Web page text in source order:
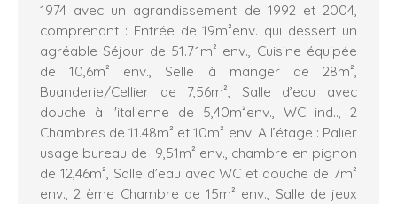
1974 avec un agrandissement de 1992 et 2004,
comprenant : Entrée de 19m²env. qui dessert un
agréable Séjour de 51.71m² env., Cuisine équipée
de 10,6m² env., Selle à manger de 28m²,
Buanderie/Cellier de 7,56m², Salle d’eau avec
douche à l'italienne de 5,40m²env., WC ind.., 2
Chambres de 11.48m² et 10m² env. A l’étage : Palier
usage bureau de 9,51m² env., chambre en pignon
de 12,46m², Salle d’eau avec WC et douche de 7m²
env., 2 ème Chambre de 15m² env., Salle de jeux